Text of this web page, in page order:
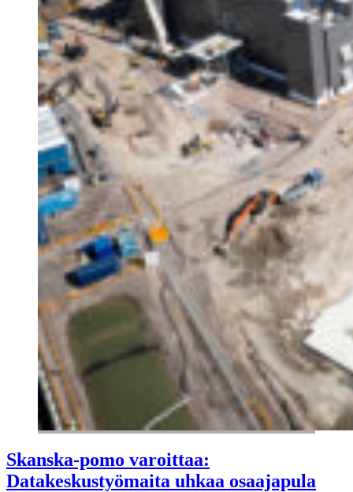
Skanska-pomo varoittaa:
Datakeskustyömaita uhkaa osaajapula